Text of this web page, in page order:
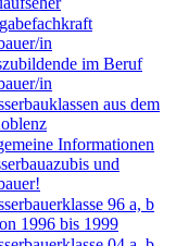
in
im Beruf
in
aus dem
Informationen
und
96 a, b
1996 bis 1999